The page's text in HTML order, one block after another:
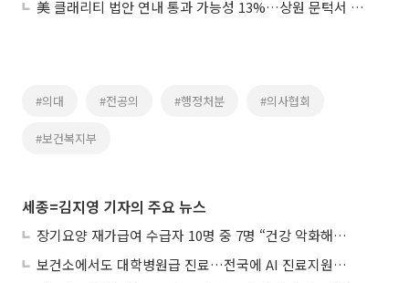
美 클래리티 법안 연내 통과 가능성 13%…상원 문턱서 제동
#의대 #전공의 #행정처분 #의사협회
#보건복지부
세종=김지영 기자의 주요 뉴스
장기요양 재가급여 수급자 10명 중 7명 “건강 악화해도 집에서”
보건소에서도 대학병원급 진료…전국에 AI 진료지원도구 보급